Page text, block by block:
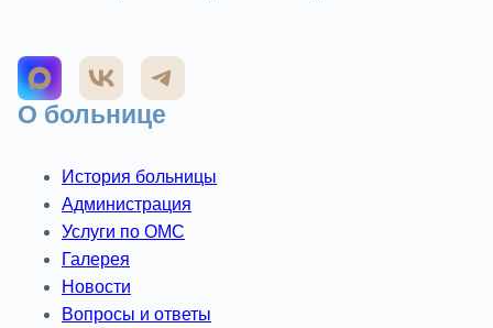
О больнице
История больницы
Администрация
Услуги по ОМС
Галерея
Новости
Вопросы и ответы